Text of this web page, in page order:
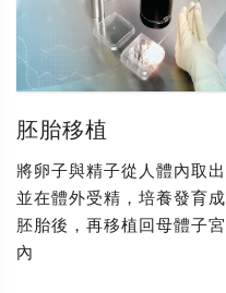
胚胎移植
將卵子與精子從人體內取出
並在體外受精，培養發育成
胚胎後，再移植回母體子宮
內